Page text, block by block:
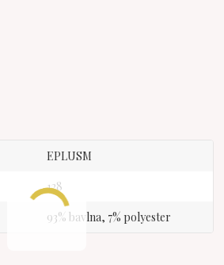
EPLUSM
128
93% bavlna, 7% polyester